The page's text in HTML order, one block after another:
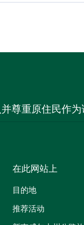
尊重原住民作
在此网站上
目的地
推荐活动